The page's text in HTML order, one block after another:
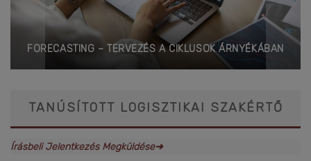
FORECASTING – TERVEZÉS A CIKLUSOK ÁRNYÉKÁBAN
TANÚSÍTOTT LOGISZTIKAI SZAKÉRTŐ
Írásbeli Jelentkezés Megküldése➜